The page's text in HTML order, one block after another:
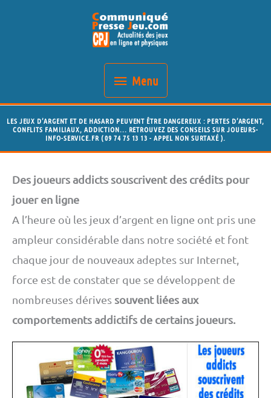
Menu
Menu
LES JEUX D’ARGENT ET DE HASARD PEUVENT ÊTRE DANGEREUX : PERTES D’ARGENT,
CONFLITS FAMILIAUX, ADDICTION... RETROUVEZ DES CONSEILS SUR JOUEURS-
INFO-SERVICE.FR ( 09 74 75 13 13 - APPEL NON SURTAXÉ ).
Des joueurs addicts souscrivent des crédits pour
jouer en ligne
A l’heure où les jeux d’argent en ligne ont pris une
ampleur considérable dans notre société et font
chaque jour de nouveaux adeptes sur Internet,
force est de constater que se développent de
nombreuses dérives souvent liées aux
comportements addictifs de certains joueurs.